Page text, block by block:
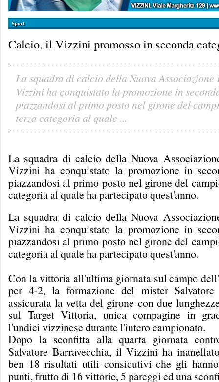
Sport
Calcio, il Vizzini promosso in seconda
La squadra di calcio della Nuova Associazione
Vizzini ha conquistato la promozione in
piazzandosi al primo posto nel girone del
terza categoria al quale ...
La squadra di calcio della Nuova
Vizzini ha conquistato la promozione in
piazzandosi al primo posto nel girone del
categoria al quale ha partecipato quest'anno.
La squadra di calcio della Nuova
Vizzini ha conquistato la promozione in
piazzandosi al primo posto nel girone del
categoria al quale ha partecipato quest'anno.
Con la vittoria all'ultima giornata sul campo
per 4-2, la formazione del mister
assicurata la vetta del girone con due
sul Target Vittoria, unica compagine in
l'undici vizzinese durante l'intero campionato.
Dopo la sconfitta alla quarta giornata
Salvatore Barravecchia, il Vizzini ha
ben 18 risultati utili consicutivi che gli
punti, frutto di 16 vittorie, 5 pareggi ed una